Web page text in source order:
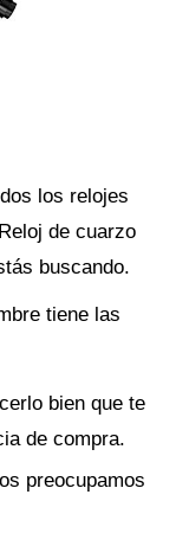
los relojes
de cuarzo
buscando.
tiene las
bien que te
de compra.
preocupamos